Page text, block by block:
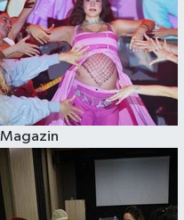
Magazin
Kültür Sanat
Sağlık
Siyaset
Teknoloji
Televizyon